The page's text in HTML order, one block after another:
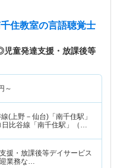
住教室の言語聴覚士
児童発達支援・放課後等
～
線(上野－仙台)「南千住駅」
日比谷線「南千住駅」（徒
援・放課後等デイサービス
業務な…